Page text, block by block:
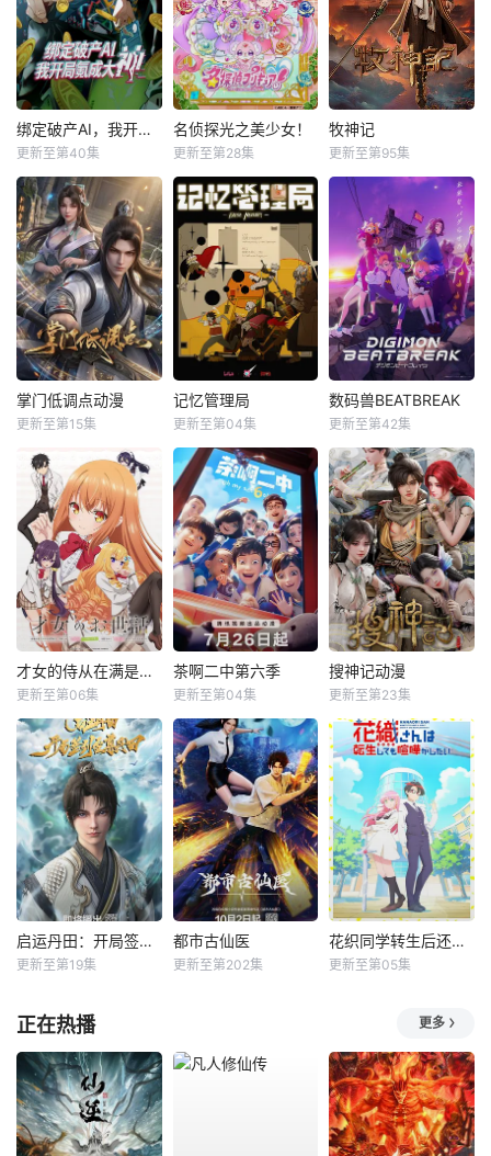
绑定破产AI，我开局氪成大神动态漫
更新至第40集
名侦探光之美少女！
更新至第28集
牧神记
更新至第95集
掌门低调点动漫
更新至第15集
记忆管理局
更新至第04集
数码兽BEATBREAK
更新至第42集
才女的侍从在满是高岭之花的贵族学校暗中照顾（毫无生活自理能力的）学院第一大小姐
更新至第06集
茶啊二中第六季
更新至第04集
搜神记动漫
更新至第23集
启运丹田：开局签到至尊丹田
更新至第19集
都市古仙医
更新至第202集
花织同学转生后还是想干架
更新至第05集
正在热播 更多